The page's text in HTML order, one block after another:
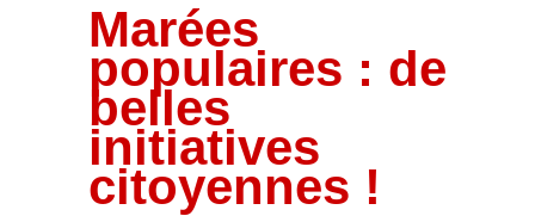
Marées
populaires : de
belles
initiatives
citoyennes !